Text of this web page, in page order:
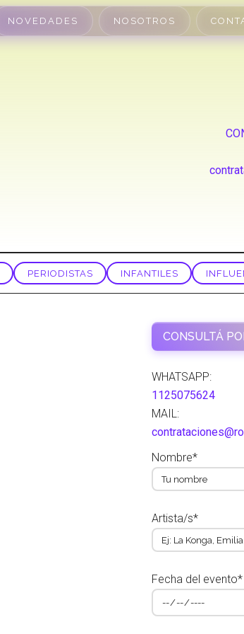
NOVEDADES NOSOTROS
PERIODISTAS INFANTILES
CONSULTÁ
WHATSAPP:
1125075624
MAIL:
Nombre*
Artista/s*
Fecha del evento*